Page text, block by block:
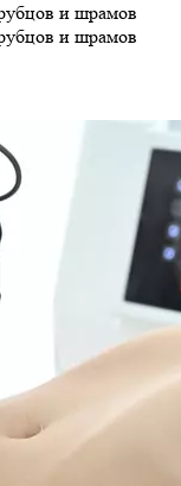
и шрамов
и шрамов